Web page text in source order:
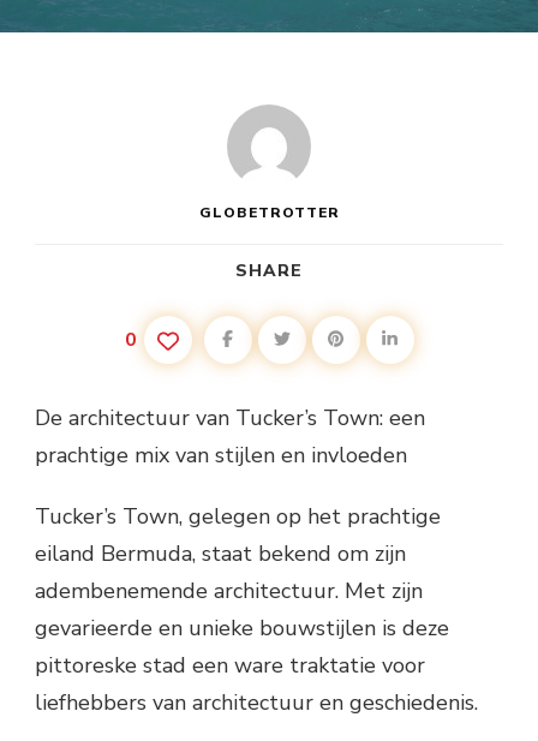
GLOBETROTTER
SHARE
0
De architectuur van Tucker’s Town: een
prachtige mix van stijlen en invloeden
Tucker’s Town, gelegen op het prachtige
eiland Bermuda, staat bekend om zijn
adembenemende architectuur. Met zijn
gevarieerde en unieke bouwstijlen is deze
pittoreske stad een ware traktatie voor
liefhebbers van architectuur en geschiedenis.